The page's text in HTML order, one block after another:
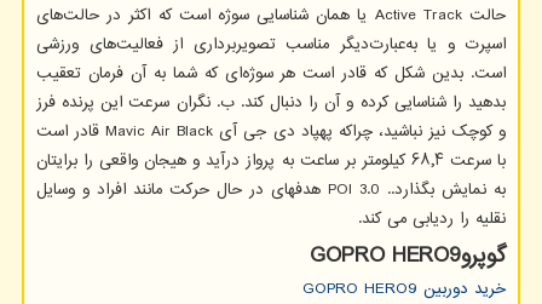
حالتActive Track یا همان شناسایی سوژه است که اکثر در حالت‌های
اسپرت و یا به‌عبارت‌دیگر مناسب تصویربرداری از فعالیت‌های ورزشی
است. بدین شکل که قادر است هر سوژه‌ای که شما به آن فرمان تعقیب
بدهید را شناسایی کرده و آن را دنبال کند. ب. نگران سرعت این پرنده فرز
و کوچک نیز نباشید، چراکه پهپاد دی جی آیMavic Air Black قادر است
با سرعت ۶۸٫۴ کیلومتر بر ساعت به پرواز درآید و هیجان واقعی را برایتان
به نمایش بگذارد.. POI 3.0 هدفهای در حال حرکت مانند افراد و وسایل
نقلیه را ردیابی می کند.
گوپروGOPRO HERO9
خرید دوربین GOPRO HERO9